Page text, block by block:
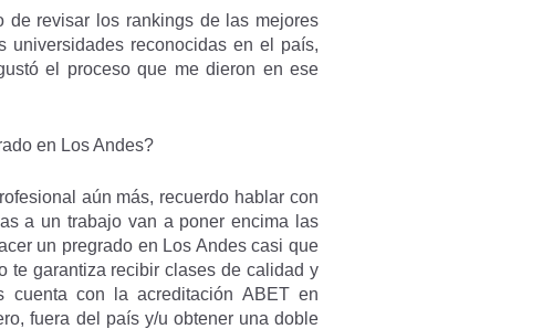
de revisar los rankings de las mejores
universidades reconocidas en el país,
el proceso que me dieron en ese
en Los Andes?
aún más, recuerdo hablar con
a un trabajo van a poner encima las
un pregrado en Los Andes casi que
te garantiza recibir clases de calidad y
cuenta con la acreditación ABET en
fuera del país y/u obtener una doble